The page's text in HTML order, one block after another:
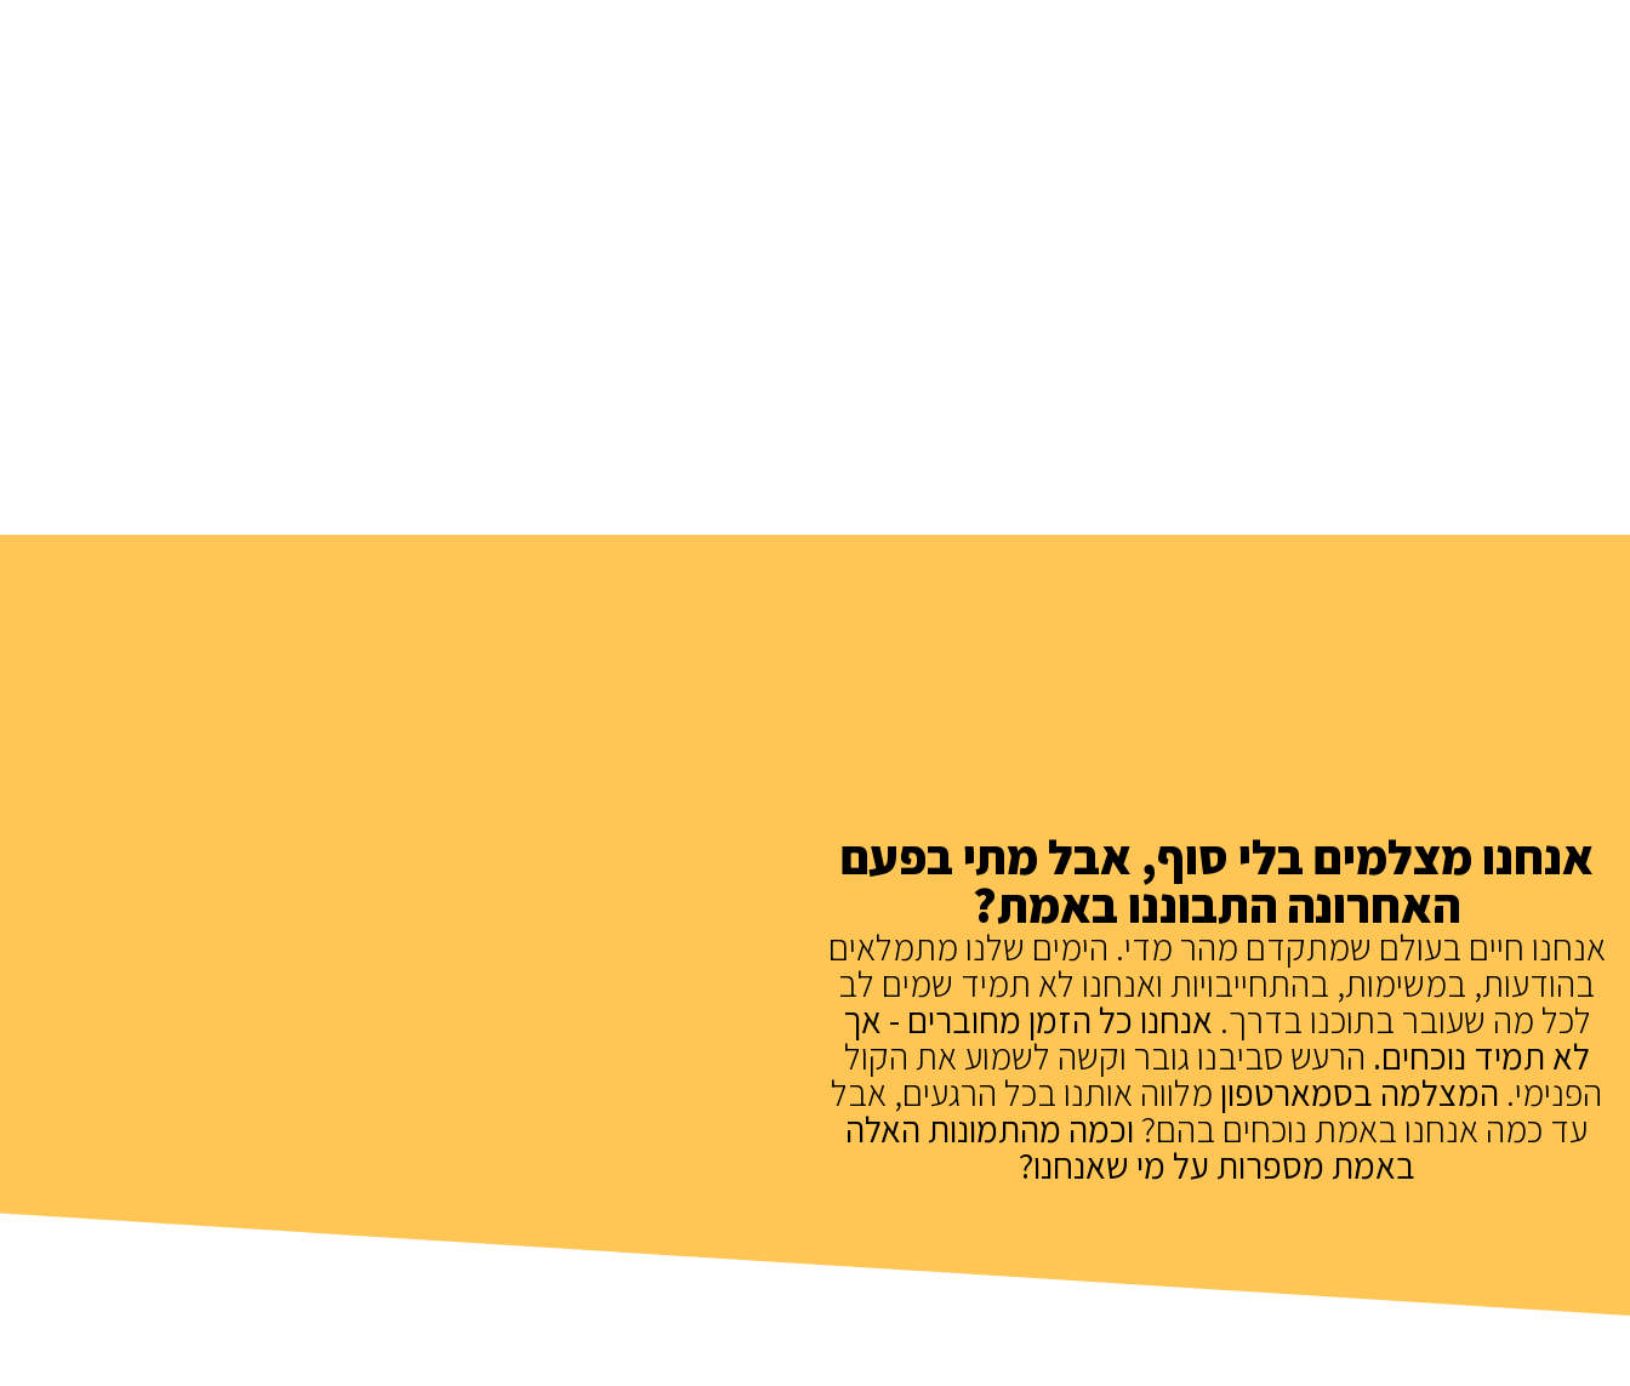
אנחנו מצלמים בלי סוף, אבל מתי בפעם
האחרונה התבוננו באמת?
אנחנו חיים בעולם שמתקדם מהר מדי. הימים שלנו מתמלאים
בהודעות, במשימות, בהתחייבויות ואנחנו לא תמיד שמים לב
לכל מה שעובר בתוכנו בדרך. אנחנו כל הזמן מחוברים - אך
לא תמיד נוכחים. הרעש סביבנו גובר וקשה לשמוע את הקול
הפנימי. המצלמה בסמארטפון מלווה אותנו בכל הרגעים, אבל
עד כמה אנחנו באמת נוכחים בהם? וכמה מהתמונות האלה
באמת מספרות על מי שאנחנו?